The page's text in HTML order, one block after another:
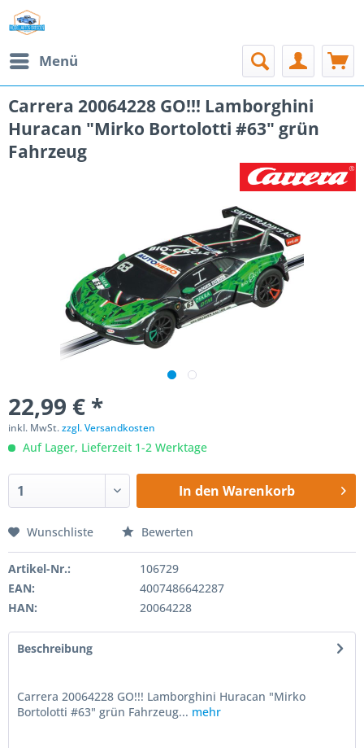
Menü
Carrera 20064228 GO!!! Lamborghini
Huracan "Mirko Bortolotti #63" grün
Fahrzeug
22,99 € *
inkl. MwSt.zzgl. Versandkosten
Auf Lager, Lieferzeit 1-2 Werktage
In den Warenkorb
Wunschliste Bewerten
Artikel-Nr.:
106729
EAN:
4007486642287
HAN:
20064228
Beschreibung
Carrera 20064228 GO!!! Lamborghini Huracan "Mirko
Bortolotti #63" grün Fahrzeug... mehr